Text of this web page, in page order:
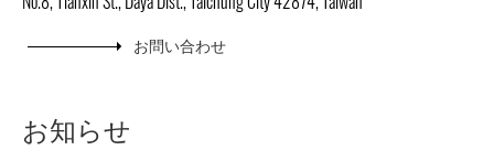
お問い合わせ
お知らせ